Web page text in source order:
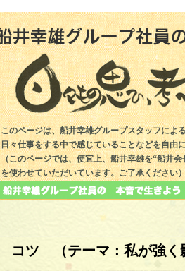
このページは、船井幸雄グループスタッフによ
日々仕事をする中で感じていることなどを自由
（このページでは、便宜上、船井幸雄を“船井
を使わせていただいています。ご了承ください
コツ （テーマ：私が強く